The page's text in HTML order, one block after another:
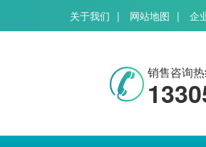
关于我们 | 网站地图 | 企
销售咨询